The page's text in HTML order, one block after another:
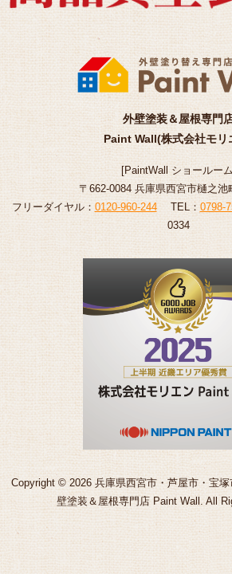
外壁塗装＆屋根専門
Paint Wall(株式会社モリ
[PaintWall ショールー
〒662-0084 兵庫県西宮市樋之池
フリーダイヤル： 0120-960-244TEL： 0798-
0334
Copyright © 2026 兵庫県西宮市・芦屋市・宝
壁塗装＆屋根専門店 Paint Wall. All